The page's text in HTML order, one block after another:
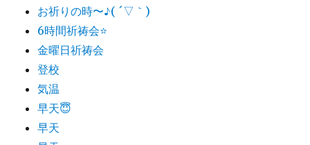
お祈りの時〜♪( ´▽｀)
6時間祈祷会⭐️
金曜日祈祷会
登校
気温
早天😇
早天